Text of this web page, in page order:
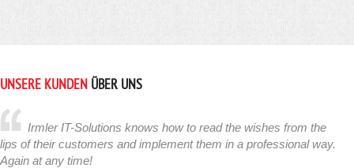
UNSERE KUNDEN ÜBER UNS
Irmler IT-Solutions knows how to read the wishes from the
lips of their customers and implement them in a professional way.
Again at any time!